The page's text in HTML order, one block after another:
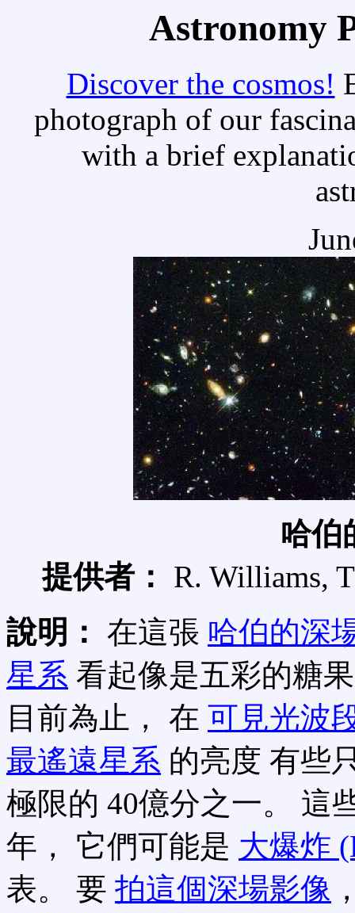
Astronomy
Discover the cosmos!
photograph of our
with a brief
哈伯
提供者： R. Williams,
說明： 在這張 哈伯的深
星系 看起像是五彩的糖
目前為止， 在 可見光波
最遙遠星系 的亮度 有些
極限的 40億分之一。 這
年， 它們可能是 大爆炸
表。 要 拍這個深場影像